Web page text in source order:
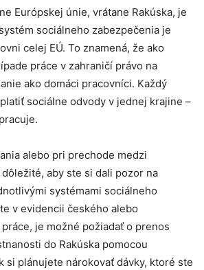
Európskej únie, vrátane Rakúska, je
sociálneho zabezpečenia je
celej EÚ. To znamená, že ako
práce v zahraničí právo na
ako domáci pracovníci. Každý
sociálne odvody v jednej krajine –
alebo pri prechode medzi
aby ste si dali pozor na
systémami sociálneho
v evidencii českého alebo
je možné požiadať o prenos
do Rakúska pomocou
si plánujete nárokovať dávky, ktoré ste